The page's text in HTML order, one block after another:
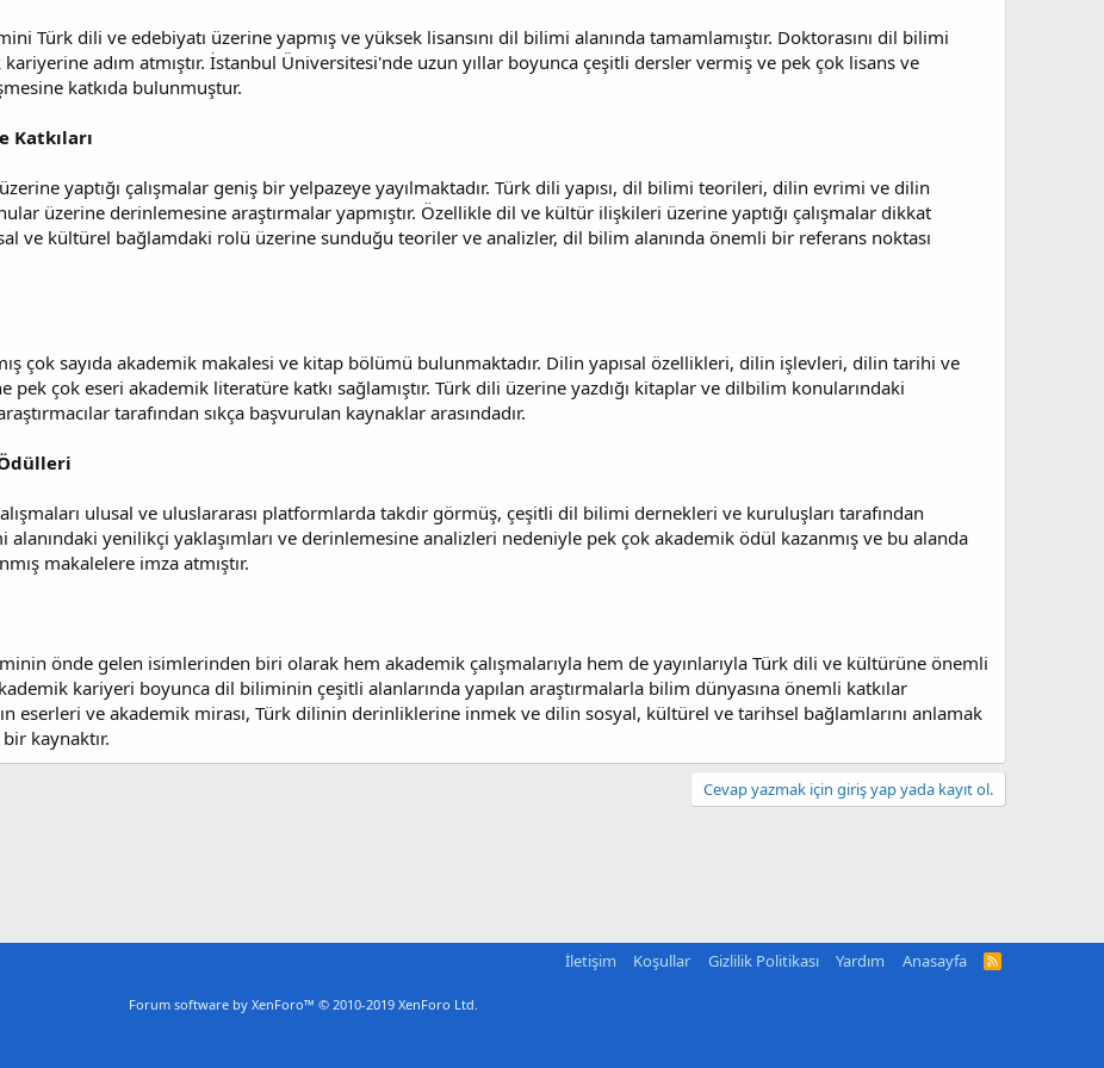
Türk dili ve edebiyatı üzerine yapmış ve yüksek lisansını dil bilimi alanında tamamlamıştır. Doktorasını dil bilimi
adım atmıştır. İstanbul Üniversitesi'nde uzun yıllar boyunca çeşitli dersler vermiş ve pek çok lisans ve
katkıda bulunmuştur.
Katkıları
yaptığı çalışmalar geniş bir yelpazeye yayılmaktadır. Türk dili yapısı, dil bilimi teorileri, dilin evrimi ve dilin
üzerine derinlemesine araştırmalar yapmıştır. Özellikle dil ve kültür ilişkileri üzerine yaptığı çalışmalar dikkat
ve kültürel bağlamdaki rolü üzerine sunduğu teoriler ve analizler, dil bilim alanında önemli bir referans noktası
çok sayıda akademik makalesi ve kitap bölümü bulunmaktadır. Dilin yapısal özellikleri, dilin işlevleri, dilin tarihi ve
pek çok eseri akademik literatüre katkı sağlamıştır. Türk dili üzerine yazdığı kitaplar ve dilbilim konularındaki
tarafından sıkça başvurulan kaynaklar arasındadır.
ulusal ve uluslararası platformlarda takdir görmüş, çeşitli dil bilimi dernekleri ve kuruluşları tarafından
yenilikçi yaklaşımları ve derinlemesine analizleri nedeniyle pek çok akademik ödül kazanmış ve bu alanda
makalelere imza atmıştır.
önde gelen isimlerinden biri olarak hem akademik çalışmalarıyla hem de yayınlarıyla Türk dili ve kültürüne önemli
kariyeri boyunca dil biliminin çeşitli alanlarında yapılan araştırmalarla bilim dünyasına önemli katkılar
eserleri ve akademik mirası, Türk dilinin derinliklerine inmek ve dilin sosyal, kültürel ve tarihsel bağlamlarını anlamak
kaynaktır.
Cevap yazmak için giriş yap yada kayıt ol.
İletişim Koşullar Gizlilik Politikası Yardım Anasayfa
R
Forum software by XenForo™ © 2010-2019 XenForo Ltd.